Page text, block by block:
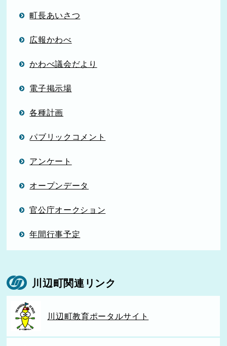
町長あいさつ
広報かわべ
かわべ議会だより
電子掲示場
各種計画
パブリックコメント
アンケート
オープンデータ
官公庁オークション
年間行事予定
川辺町関連リンク
川辺町教育ポータルサイト